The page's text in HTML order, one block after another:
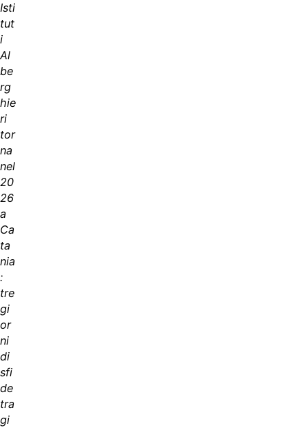
Isti
tut
i
Al
be
rg
hie
ri
tor
na
nel
20
26
a
Ca
ta
nia
:
tre
gi
or
ni
di
sfi
de
tra
gi